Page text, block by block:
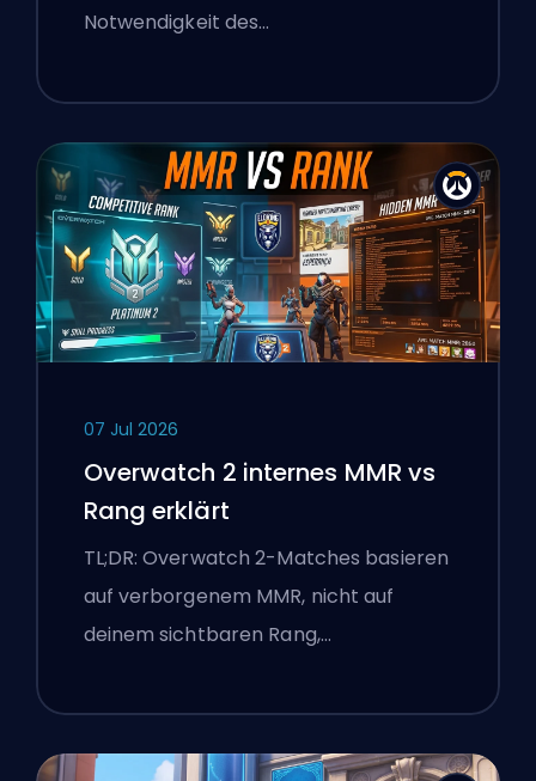
Notwendigkeit des…
07 Jul 2026
Overwatch 2 internes MMR vs
Rang erklärt
TL;DR: Overwatch 2-Matches basieren
auf verborgenem MMR, nicht auf
deinem sichtbaren Rang,…